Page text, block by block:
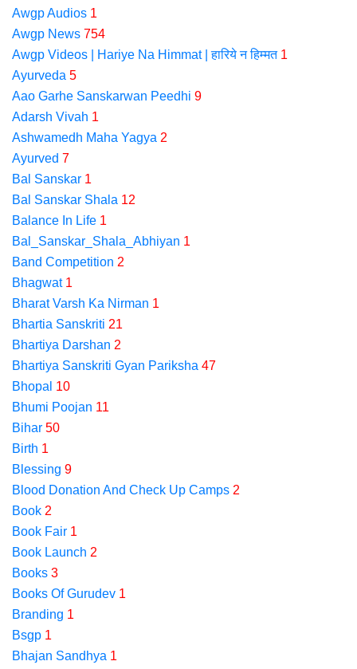
Awgp Audios 1
Awgp News 754
Awgp Videos | Hariye Na Himmat | हारिये न हिम्मत 1
Ayurveda 5
Aao Garhe Sanskarwan Peedhi 9
Adarsh Vivah 1
Ashwamedh Maha Yagya 2
Ayurved 7
Bal Sanskar 1
Bal Sanskar Shala 12
Balance In Life 1
Bal_Sanskar_Shala_Abhiyan 1
Band Competition 2
Bhagwat 1
Bharat Varsh Ka Nirman 1
Bhartia Sanskriti 21
Bhartiya Darshan 2
Bhartiya Sanskriti Gyan Pariksha 47
Bhopal 10
Bhumi Poojan 11
Bihar 50
Birth 1
Blessing 9
Blood Donation And Check Up Camps 2
Book 2
Book Fair 1
Book Launch 2
Books 3
Books Of Gurudev 1
Branding 1
Bsgp 1
Bhajan Sandhya 1